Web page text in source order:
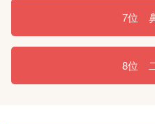
7位
8位